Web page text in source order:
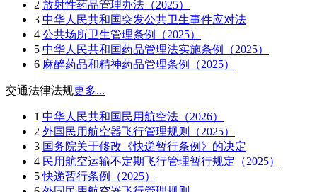
2 放射性药品管理办法（2025）
3 中华人民共和国突发公共卫生事件应对法
4 公共场所卫生管理条例（2025）
5 中华人民共和国药品管理法实施条例（2025）
6 麻醉药品和精神药品管理条例（2025）
交通法律法规更多...
1 中华人民共和国民用航空法（2026）
2 外国民用航空器飞行管理规则（2025）
3 国务院关于修改《快递暂行条例》的决定
4 民用航空运输不定期飞行管理暂行规定（2025）
5 快递暂行条例（2025）